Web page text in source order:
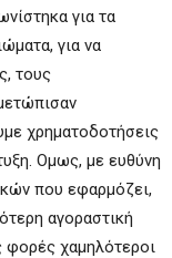
για τα
για να
τους
χρηματοδοτήσεις
Ομως, με ευθύνη
που εφαρμόζει,
αγοραστική
φορές χαμηλότεροι